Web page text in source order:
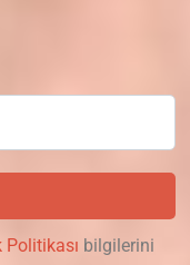
bilgilerini